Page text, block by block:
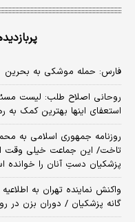
فارس: حمله موشکی به بحرین
استعفای اینها بهترین کمک به
روزنامه جمهوری اسلامی به
تاخت/ این جماعت خیلی وقت
پزشکیان دستِ آنان را خوانده
گانه پزشکیان / دوران بزن در